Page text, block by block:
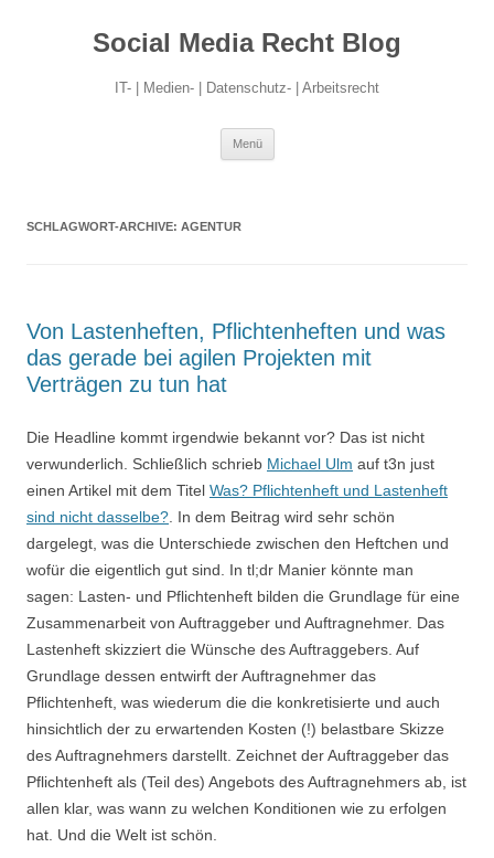
Social Media Recht Blog
IT- | Medien- | Datenschutz- | Arbeitsrecht
Menü
SCHLAGWORT-ARCHIVE: AGENTUR
Von Lastenheften, Pflichtenheften und was
das gerade bei agilen Projekten mit
Verträgen zu tun hat
Die Headline kommt irgendwie bekannt vor? Das ist nicht
verwunderlich. Schließlich schrieb Michael Ulm auf t3n just
einen Artikel mit dem Titel Was? Pflichtenheft und Lastenheft
sind nicht dasselbe? . In dem Beitrag wird sehr schön
dargelegt, was die Unterschiede zwischen den Heftchen und
wofür die eigentlich gut sind. In tl;dr Manier könnte man
sagen: Lasten- und Pflichtenheft bilden die Grundlage für eine
Zusammenarbeit von Auftraggeber und Auftragnehmer. Das
Lastenheft skizziert die Wünsche des Auftraggebers. Auf
Grundlage dessen entwirft der Auftragnehmer das
Pflichtenheft, was wiederum die die konkretisierte und auch
hinsichtlich der zu erwartenden Kosten (!) belastbare Skizze
des Auftragnehmers darstellt. Zeichnet der Auftraggeber das
Pflichtenheft als (Teil des) Angebots des Auftragnehmers ab, ist
allen klar, was wann zu welchen Konditionen wie zu erfolgen
hat. Und die Welt ist schön.